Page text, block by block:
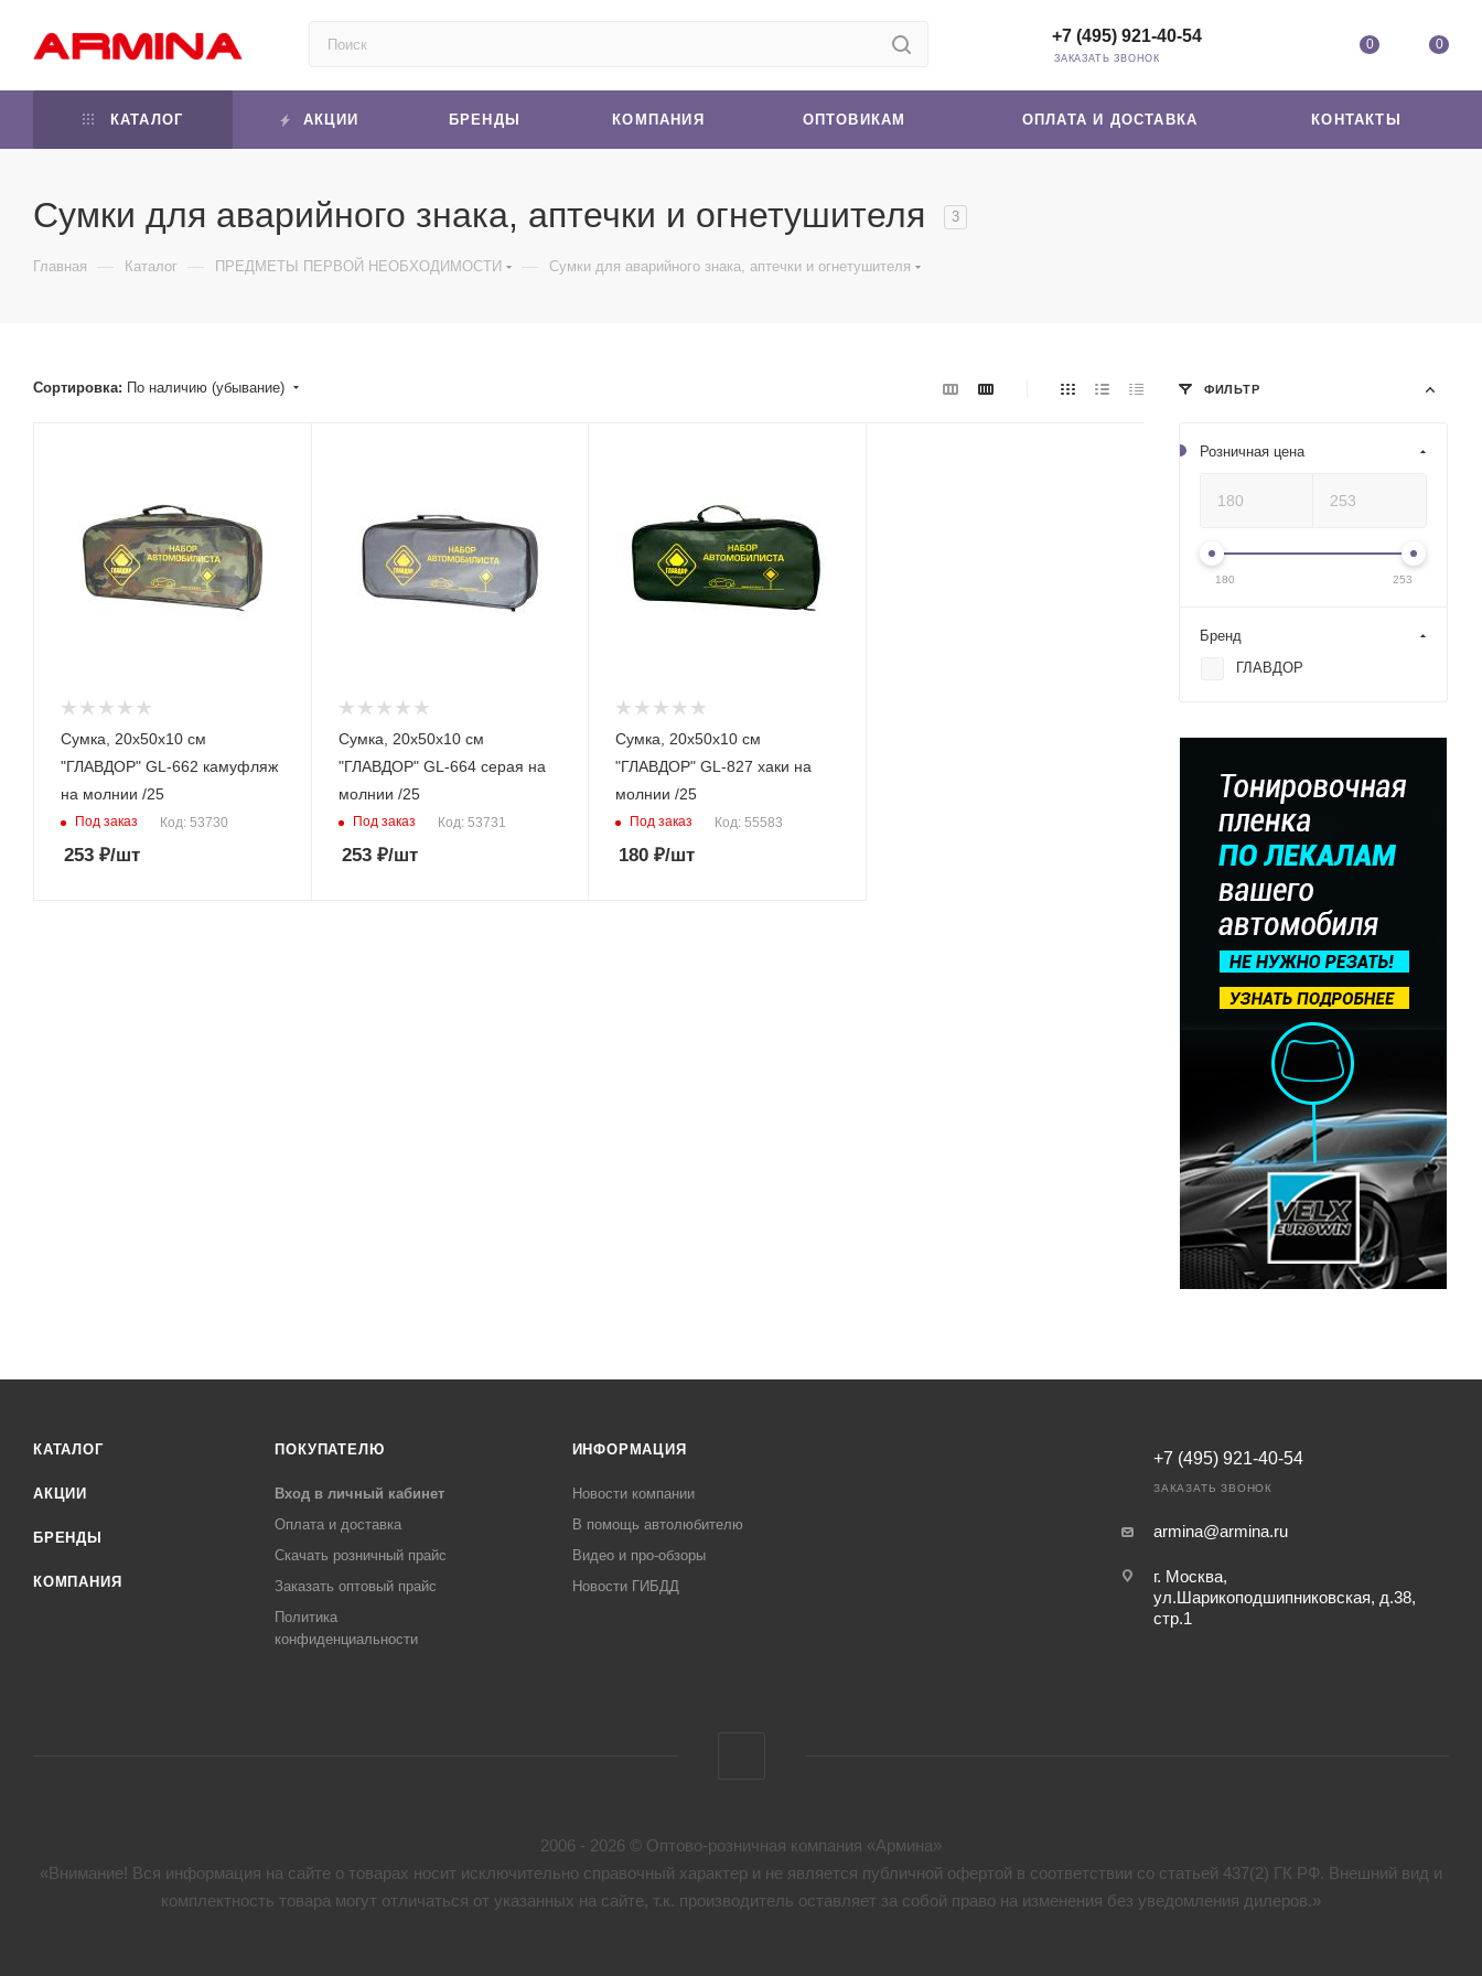
0 0
+7 (495) 921-40-54
ЗАКАЗАТЬ ЗВОНОК
КАТАЛОГ АКЦИИ БРЕНДЫ КОМПАНИЯ ОПТОВИКАМ ОПЛАТА И ДОСТАВКА КОНТАКТЫ
Сумки для аварийного знака, аптечки и огнетушителя 3
Главная — Каталог — ПРЕДМЕТЫ ПЕРВОЙ НЕОБХОДИМОСТИ — Сумки для аварийного знака, аптечки и огнетушителя
Сортировка: По наличию (убывание)
Сумка, 20х50х10 см
"ГЛАВДОР" GL-662 камуфляж
на молнии /25
Под заказ Код: 53730
253 ₽/шт
Сумка, 20х50х10 см
"ГЛАВДОР" GL-664 серая на
молнии /25
Под заказ Код: 53731
253₽/шт
Сумка, 20х50х10 см
"ГЛАВДОР" GL-827 хаки на
молнии /25
Под заказ Код: 55583
180 ₽/шт
ФИЛЬТР
Розничная цена
180 253
Бренд
ГЛАВДОР
КАТАЛОГ
АКЦИИ
БРЕНДЫ
КОМПАНИЯ
ПОКУПАТЕЛЮ
Вход в личный кабинет
Оплата и доставка
Скачать розничный прайс
Заказать оптовый прайс
Политика
конфиденциальности
ИНФОРМАЦИЯ
Новости компании
В помощь автолюбителю
Видео и про-обзоры
Новости ГИБДД
+7 (495) 921-40-54
ЗАКАЗАТЬ ЗВОНОК
armina@armina.ru
г. Москва,
ул.Шарикоподшипниковская, д.38,
стр.1
2006 - 2026 © Оптово-розничная компания «Армина»
«Внимание! Вся информация на сайте о товарах носит исключительно справочный характер и не является публичной офертой в соответствии со статьей 437(2) ГК РФ. Внешний вид и
комплектность товара могут отличаться от указанных на сайте, т.к. производитель оставляет за собой право на изменения без уведомления дилеров.»